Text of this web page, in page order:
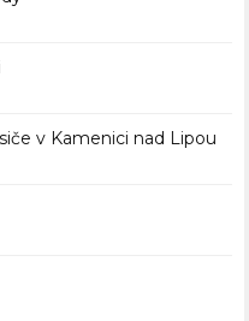
v Kamenici nad Lipou